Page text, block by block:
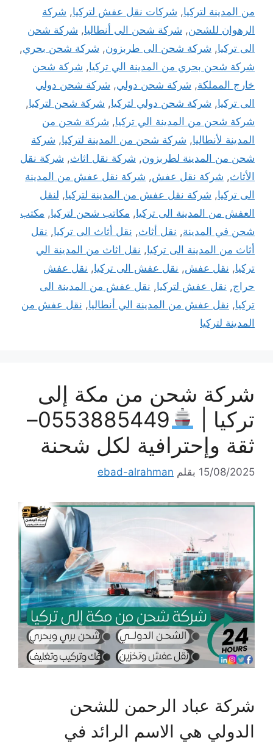
من المدينة لتركيا, شركات نقل عفش لتركيا, شركة
الرهوان للشحن, شركة شحن الى أنطاليا, شركة شحن
الى تركيا, شركة شحن الى طربزون, شركة شحن بحري,
شركة شحن بحري من المدينة الي تركيا, شركة شحن
خارج المملكة, شركة شحن دولي, شركة شحن دولي
الى تركيا, شركة شحن دولي لتركيا, شركة شحن لتركيا,
شركة شحن من المدينة الي تركيا, شركة شحن من
المدينة لأنطاليا, شركة شحن من المدينة لتركيا, شركة
شحن من المدينة لطربزون, شركة نقل اثاث, شركة نقل
الأثاث, شركة نقل عفش, شركة نقل عفش من المدينة
الى تركيا, شركة نقل عفش من المدينة لتركيا, لنقل
العفش من المدينة الى تركيا, مكاتب شحن لتركيا, مكتب
شحن في المدينة, نقل أثاث, نقل أثاث الى تركيا, نقل
أثاث من المدينة الى تركيا, نقل اثاث من المدينة الي
تركيا, نقل عفش, نقل عفش الى تركيا, نقل عفش
حراج, نقل عفش لتركيا, نقل عفش من المدينة الى
تركيا, نقل عفش من المدينة الي أنطاليا, نقل عفش من
المدينة لتركيا
شركة شحن من مكة إلى
تركيا |
0553885449–
ثقة وإحترافية لكل شحنة
15/08/2025 بقلم ebad-alrahman
شركة عباد الرحمن للشحن
الدولي هي الاسم الرائد في